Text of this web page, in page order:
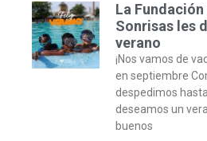
La
Sonrisas les
verano
¡Nos vamos de
en septiembre
despedimos
deseamos un
buenos